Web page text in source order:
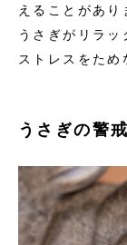
えることがあり
うさぎがリラ
ストレスをため
うさぎの警